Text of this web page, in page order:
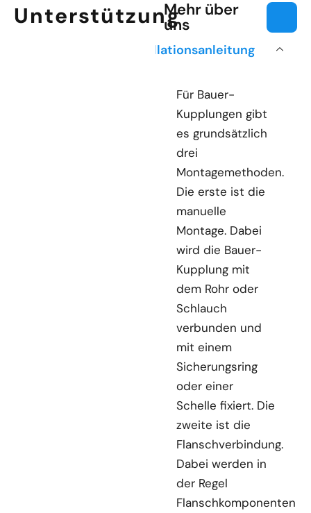
UnterstützungMehr über
uns
Installationsanleitung
Für Bauer-
Kupplungen gibt
es grundsätzlich
drei
Montagemethoden.
Die erste ist die
manuelle
Montage. Dabei
wird die Bauer-
Kupplung mit
dem Rohr oder
Schlauch
verbunden und
mit einem
Sicherungsring
oder einer
Schelle fixiert. Die
zweite ist die
Flanschverbindung.
Dabei werden in
der Regel
Flanschkomponenten